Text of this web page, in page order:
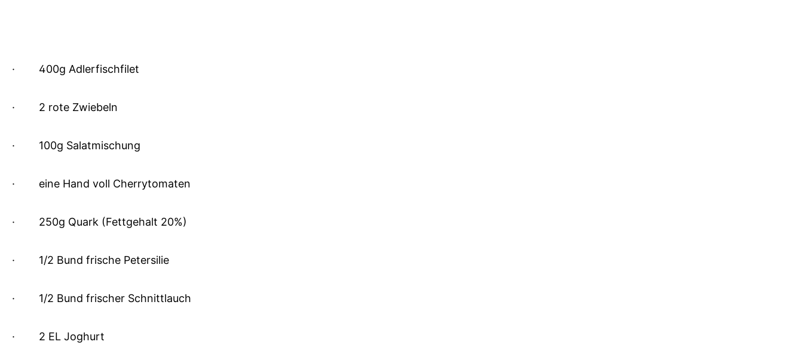
· 400g Adlerfischfilet
· 2 rote Zwiebeln
· 100g Salatmischung
· eine Hand voll Cherrytomaten
· 250g Quark (Fettgehalt 20%)
· 1/2 Bund frische Petersilie
· 1/2 Bund frischer Schnittlauch
· 2 EL Joghurt